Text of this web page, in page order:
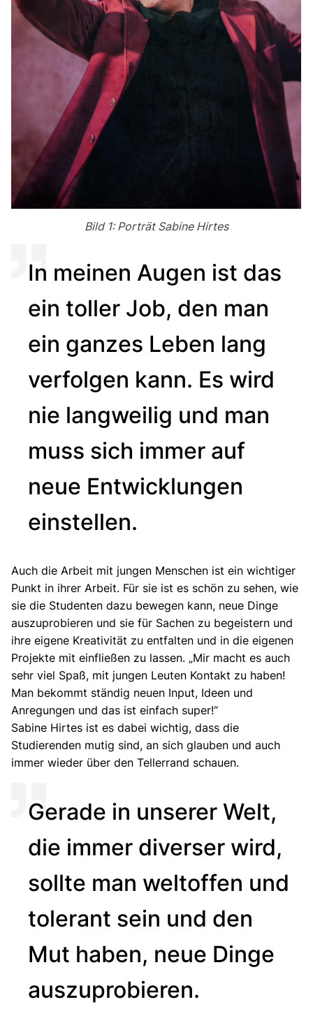
Bild 1: Porträt Sabine Hirtes
In meinen Augen ist das
ein toller Job, den man
ein ganzes Leben lang
verfolgen kann. Es wird
nie langweilig und man
muss sich immer auf
neue Entwicklungen
einstellen.
Auch die Arbeit mit jungen Menschen ist ein wichtiger
Punkt in ihrer Arbeit. Für sie ist es schön zu sehen, wie
sie die Studenten dazu bewegen kann, neue Dinge
auszuprobieren und sie für Sachen zu begeistern und
ihre eigene Kreativität zu entfalten und in die eigenen
Projekte mit einfließen zu lassen. „Mir macht es auch
sehr viel Spaß, mit jungen Leuten Kontakt zu haben!
Man bekommt ständig neuen Input, Ideen und
Anregungen und das ist einfach super!“
Sabine Hirtes ist es dabei wichtig, dass die
Studierenden mutig sind, an sich glauben und auch
immer wieder über den Tellerrand schauen.
Gerade in unserer Welt,
die immer diverser wird,
sollte man weltoffen und
tolerant sein und den
Mut haben, neue Dinge
auszuprobieren.